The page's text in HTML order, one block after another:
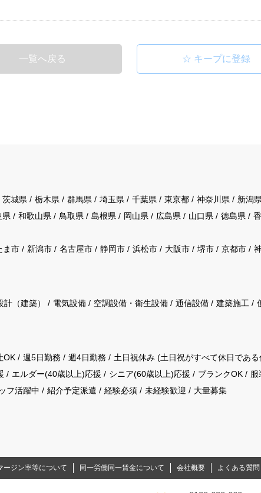
一覧へ戻る
茨城県 栃木県 群馬県 埼玉県 千葉県 東京都 神奈川県 新潟県
県 和歌山県 鳥取県 島根県 岡山県 広島県 山口県 徳島県
ま市 新潟市 名古屋市 静岡市 浜松市 大阪市 堺市 京都市
計（建築） 電気設備 空調設備・衛生設備 通信設備 建築施工
OK 週5日勤務 週4日勤務 土日祝休み (土日祝がすべて休日である
エルダー(40歳以上)応援 シニア(60歳以上)応援 ブランクOK 服
フ活躍中 紹介予定派遣 経験必須 未経験歓迎 大量募集
ージン率等について 同一労働同一賃金について 会社概要 よくある質問